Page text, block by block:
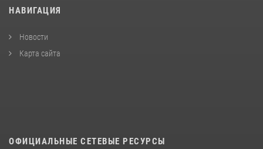
НАВИГАЦИЯ
Новости
Карта сайта
ОФИЦИАЛЬНЫЕ СЕТЕВЫЕ РЕСУРСЫ